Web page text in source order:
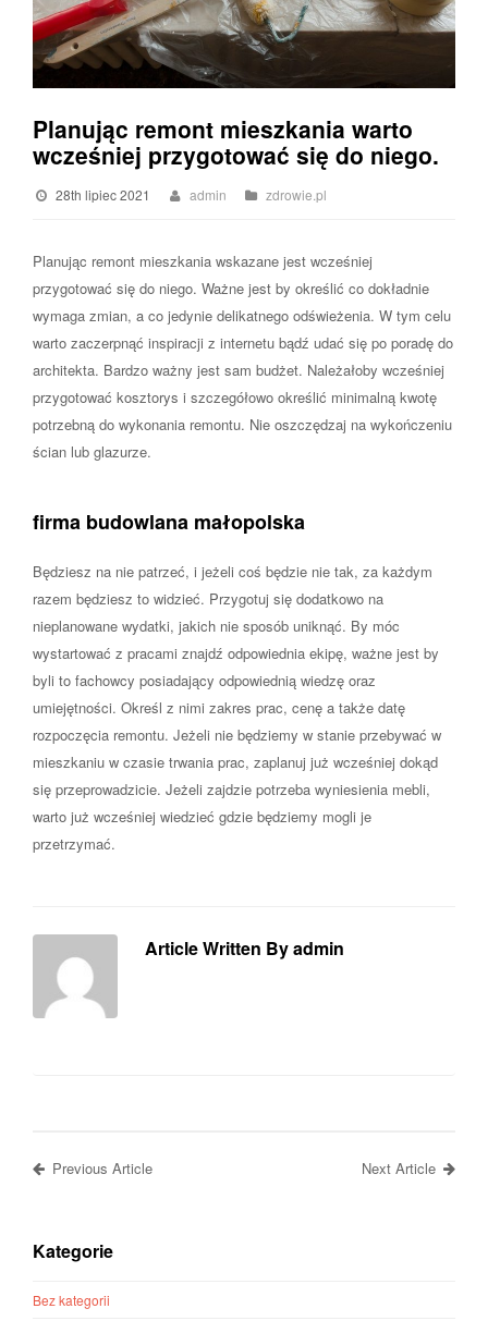
Planując remont mieszkania warto
wcześniej przygotować się do niego.
28th lipiec 2021 admin zdrowie.pl
Planując remont mieszkania wskazane jest wcześniej
przygotować się do niego. Ważne jest by określić co dokładnie
wymaga zmian, a co jedynie delikatnego odświeżenia. W tym celu
warto zaczerpnąć inspiracji z internetu bądź udać się po poradę do
architekta. Bardzo ważny jest sam budżet. Należałoby wcześniej
przygotować kosztorys i szczegółowo określić minimalną kwotę
potrzebną do wykonania remontu. Nie oszczędzaj na wykończeniu
ścian lub glazurze.
firma budowlana małopolska
Będziesz na nie patrzeć, i jeżeli coś będzie nie tak, za każdym
razem będziesz to widzieć. Przygotuj się dodatkowo na
nieplanowane wydatki, jakich nie sposób uniknąć. By móc
wystartować z pracami znajdź odpowiednia ekipę, ważne jest by
byli to fachowcy posiadający odpowiednią wiedzę oraz
umiejętności. Określ z nimi zakres prac, cenę a także datę
rozpoczęcia remontu. Jeżeli nie będziemy w stanie przebywać w
mieszkaniu w czasie trwania prac, zaplanuj już wcześniej dokąd
się przeprowadzicie. Jeżeli zajdzie potrzeba wyniesienia mebli,
warto już wcześniej wiedzieć gdzie będziemy mogli je
przetrzymać.
Article Written By admin
Previous Article Next Article
Kategorie
Bez kategorii